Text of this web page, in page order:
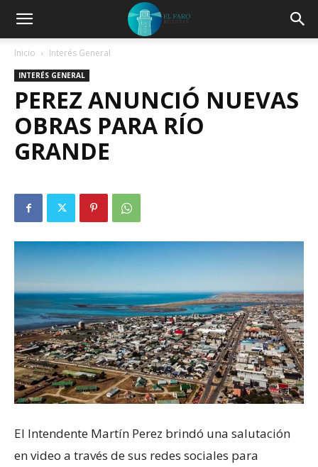
Inicio Interés General
INTERÉS GENERAL
PEREZ ANUNCIÓ NUEVAS
OBRAS PARA RÍO
GRANDE
El Intendente Martín Perez brindó una salutación
en video a través de sus redes sociales para